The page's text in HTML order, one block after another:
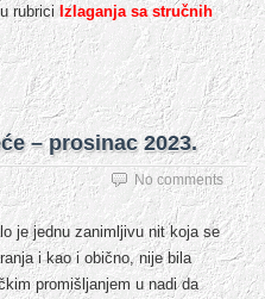
rubriciIzlaganja sa stručnih
– prosinac 2023.
No comments
je jednu zanimljivu nit koja se
i kao i obično, nije bila
promišljanjem u nadi da